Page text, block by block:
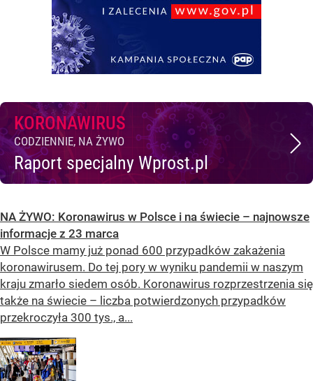
KORONAWIRUS
CODZIENNIE, NA ŻYWO
Raport specjalny Wprost.pl
NA ŻYWO: Koronawirus w Polsce i na świecie – najnowsze
informacje z 23 marca
W Polsce mamy już ponad 600 przypadków zakażenia
koronawirusem. Do tej pory w wyniku pandemii w naszym
kraju zmarło siedem osób. Koronawirus rozprzestrzenia się
także na świecie – liczba potwierdzonych przypadków
przekroczyła 300 tys., a...